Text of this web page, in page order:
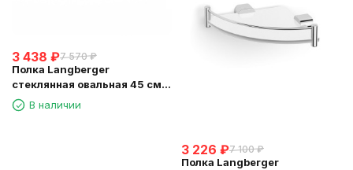
3 438 ₽7 570 ₽
Полка Langberger
стеклянная овальная 45 см
24051GВ наличии
3 226 ₽7 100 ₽
Полка Langberger